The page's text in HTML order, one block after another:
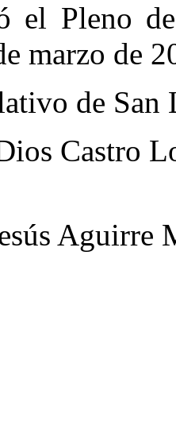
el Pleno
marzo de
de
Castro
Aguirre